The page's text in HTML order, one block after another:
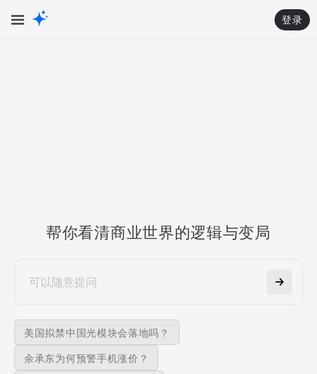
登录
帮你看清商业世界的逻辑与变局
美国拟禁中国光模块会落地吗？
余承东为何预警手机涨价？